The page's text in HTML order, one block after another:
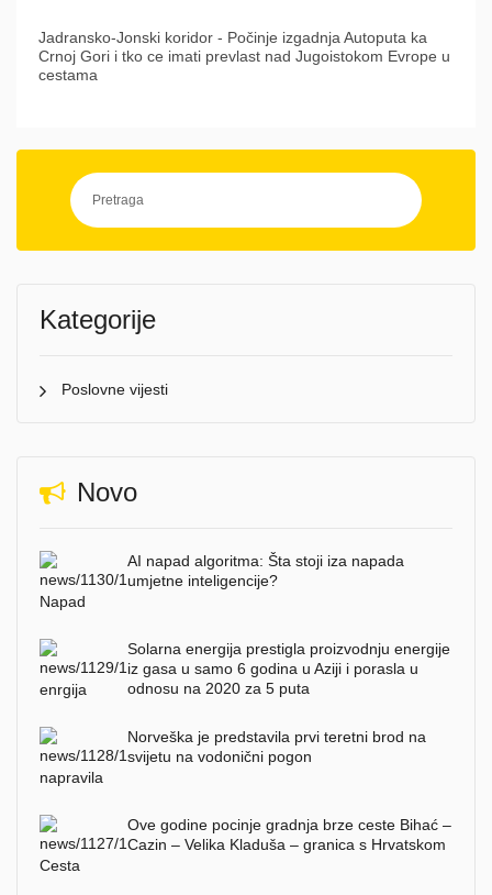
Jadransko-Jonski koridor - Počinje izgadnja Autoputa ka
Crnoj Gori i tko ce imati prevlast nad Jugoistokom Evrope u
cestama
Kategorije
Poslovne vijesti
Novo
AI napad algoritma: Šta stoji iza napada
umjetne inteligencije?
Solarna energija prestigla proizvodnju energije
iz gasa u samo 6 godina u Aziji i porasla u
odnosu na 2020 za 5 puta
Norveška je predstavila prvi teretni brod na
svijetu na vodonični pogon
Ove godine pocinje gradnja brze ceste Bihać –
Cazin – Velika Kladuša – granica s Hrvatskom